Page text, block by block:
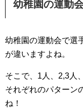
幼稚園の運動
幼稚園の運動会で選
が違いますよね。
そこで、1人、2,3人
それぞれのパターン
ね！